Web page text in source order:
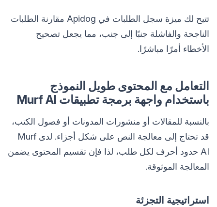
تتيح لك ميزة سجل الطلبات في Apidog مقارنة الطلبات
الناجحة والفاشلة جنبًا إلى جنب، مما يجعل تصحيح
الأخطاء أمرًا مباشرًا.
التعامل مع المحتوى طويل النموذج
باستخدام واجهة برمجة تطبيقات Murf AI
بالنسبة للمقالات أو منشورات المدونات أو فصول الكتب،
قد تحتاج إلى معالجة النص على شكل أجزاء. لدى Murf
AI حدود أحرف لكل طلب، لذا فإن تقسيم المحتوى يضمن
المعالجة الموثوقة.
استراتيجية التجزئة